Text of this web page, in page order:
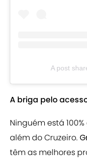
A post
A briga pelo
Ninguém está
além do Cruzeiro.
têm as melhores